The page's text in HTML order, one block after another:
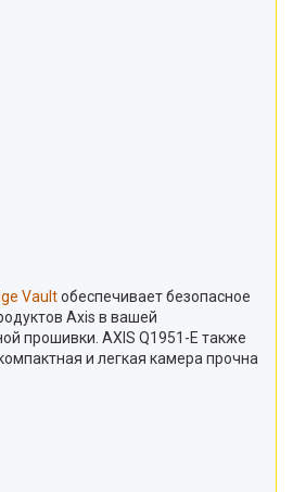
Vaultобеспечивает безопасное
Axis в вашей
прошивки. AXIS Q1951-E также
и легкая камера прочна